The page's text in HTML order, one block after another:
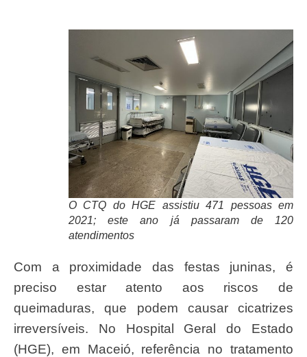
O CTQ do HGE assistiu 471 pessoas em
2021; este ano já passaram de 120
atendimentos
Com a proximidade das festas juninas, é
preciso estar atento aos riscos de
queimaduras, que podem causar cicatrizes
irreversíveis. No Hospital Geral do Estado
(HGE), em Maceió, referência no tratamento